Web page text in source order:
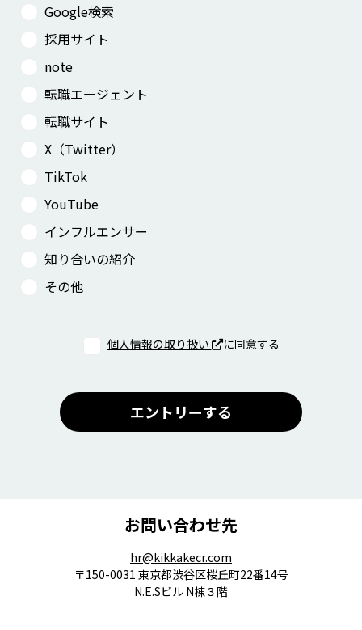
Google検索
採用サイト
note
転職エージェント
転職サイト
X（Twitter）
TikTok
YouTube
インフルエンサー
知り合いの紹介
その他
個人情報の取り扱い に同意する
エントリーする
お問い合わせ先
hr@kikkakecr.com
〒150-0031 東京都渋谷区桜丘町22番14号
N.E.Sビル N棟３階